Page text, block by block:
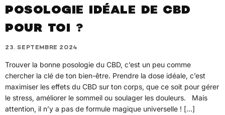
POSOLOGIE IDÉALE DE CBD
POUR TOI ?
23. SEPTEMBRE 2024
Trouver la bonne posologie du CBD, c’est un peu comme
chercher la clé de ton bien-être. Prendre la dose idéale, c’est
maximiser les effets du CBD sur ton corps, que ce soit pour gérer
le stress, améliorer le sommeil ou soulager les douleurs. Mais
attention, il n’y a pas de formule magique universelle ! […]